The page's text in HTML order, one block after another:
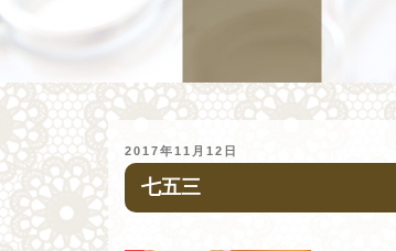
投
稿
日:
2017年11月12日
七五三